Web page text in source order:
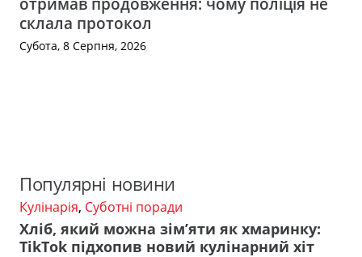
склала протокол
Субота, 8 Серпня, 2026
Популярні новини
Кулінарія, Суботні поради
Хліб, який можна зім’яти як хмаринку:
TikTok підхопив новий кулінарний хіт